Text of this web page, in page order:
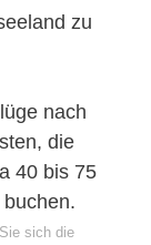
zu
nach
die
40 bis 75
sich die